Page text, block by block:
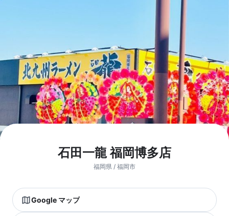
石田一龍 福岡博多店
福岡県 / 福岡市
Google マップ